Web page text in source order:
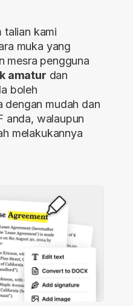
talian kami
muka yang
mesra pengguna
amatur dan
boleh
dengan mudah dan
anda, walaupun
melakukannya